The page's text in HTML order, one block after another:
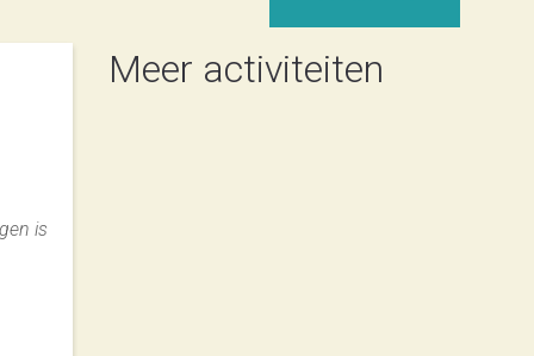
is
Meer activiteiten